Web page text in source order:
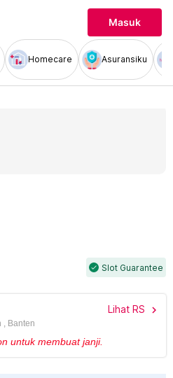
Masuk
Homecare Asuransiku
check Slot Guarantee
Lihat RS chevron_right
, Banten
untuk membuat janji.